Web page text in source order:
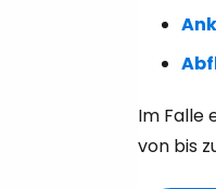
Im Falle
von bis